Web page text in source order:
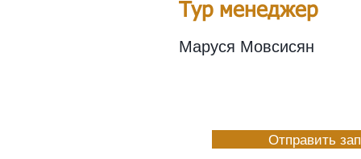
Тур менеджер
Маруся Мовсисян
Отправить